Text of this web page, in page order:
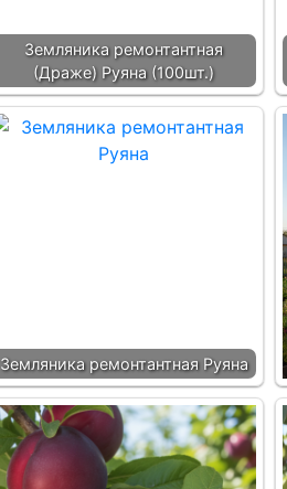
Земляника ремонтантная
(Драже) Руяна (100шт.)
Земляника ремонтантная Руяна